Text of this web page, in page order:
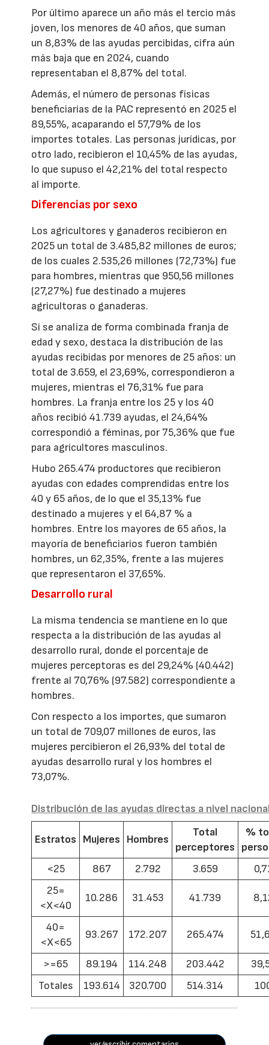
Por último aparece un año más el tercio más
joven, los menores de 40 años, que suman
un 8,83% de las ayudas percibidas, cifra aún
más baja que en 2024, cuando
representaban el 8,87% del total.
Además, el número de personas físicas
beneficiarias de la PAC representó en 2025 el
89,55%, acaparando el 57,79% de los
importes totales. Las personas jurídicas, por
otro lado, recibieron el 10,45% de las ayudas,
lo que supuso el 42,21% del total respecto
al importe.
Diferencias por sexo
Los agricultores y ganaderos recibieron en
2025 un total de 3.485,82 millones de euros;
de los cuales 2.535,26 millones (72,73%) fue
para hombres, mientras que 950,56 millones
(27,27%) fue destinado a mujeres
agricultoras o ganaderas.
Si se analiza de forma combinada franja de
edad y sexo, destaca la distribución de las
ayudas recibidas por menores de 25 años: un
total de 3.659, el 23,69%, correspondieron a
mujeres, mientras el 76,31% fue para
hombres. La franja entre los 25 y los 40
años recibió 41.739 ayudas, el 24,64%
correspondió a féminas, por 75,36% que fue
para agricultores masculinos.
Hubo 265.474 productores que recibieron
ayudas con edades comprendidas entre los
40 y 65 años, de lo que el 35,13% fue
destinado a mujeres y el 64,87 % a
hombres. Entre los mayores de 65 años, la
mayoría de beneficiarios fueron también
hombres, un 62,35%, frente a las mujeres
que representaron el 37,65%.
Desarrollo rural
La misma tendencia se mantiene en lo que
respecta a la distribución de las ayudas al
desarrollo rural, donde el porcentaje de
mujeres perceptoras es del 29,24% (40.442)
frente al 70,76% (97.582) correspondiente a
hombres.
Con respecto a los importes, que sumaron
un total de 709,07 millones de euros, las
mujeres percibieron el 26,93% del total de
ayudas desarrollo rural y los hombres el
73,07%.
Distribución de las ayudas directas a nivel
Estratos Mujeres Hombres
Total
perceptores
%
<25
867 2.792 3.659
25=
<X<40
10.286 31.453 41.739
40=
<X<65
93.267 172.207 265.474
>=65 89.194 114.248 203.442
Totales
193.614 320.700 514.314